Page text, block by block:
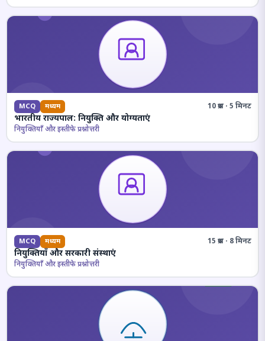
MCQ मध्यम 10 प्रश्न · 5 मिनट
भारतीय राज्यपाल: नियुक्ति और योग्यताएं
नियुक्तियाँ और इस्तीफे प्रश्नोत्तरी
MCQ मध्यम 15 प्रश्न · 8 मिनट
नियुक्तियाँ और सरकारी संस्थाएं
नियुक्तियाँ और इस्तीफे प्रश्नोत्तरी